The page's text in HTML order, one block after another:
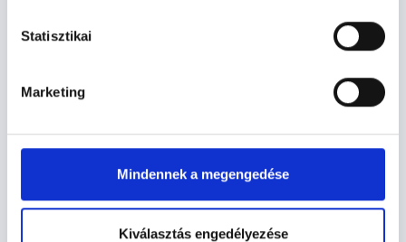
Statisztikai
Marketing
Mindennek a megengedése
Kiválasztás engedélyezése
Gyermekpszichológia TERÜLETHEZ
Szolgáltatások
Budapesti és vidéki gyermekpszichológus